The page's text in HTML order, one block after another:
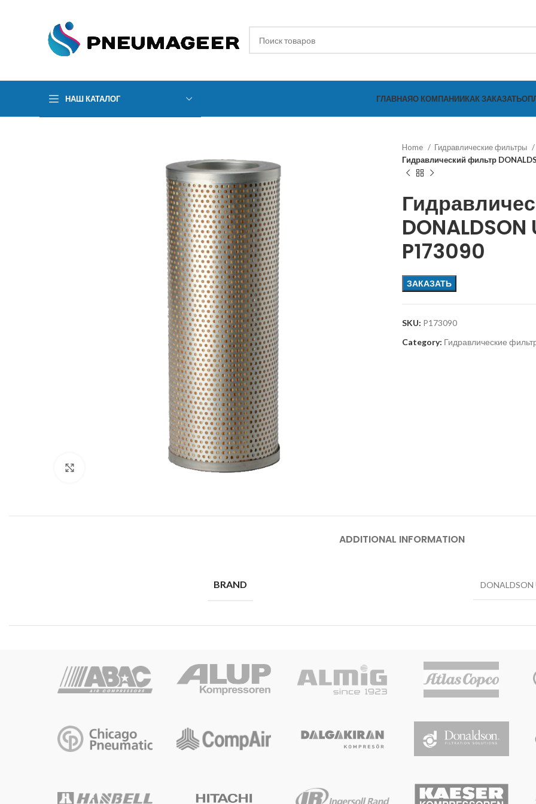
НАШ КАТАЛОГ ГЛАВНАЯО КОМПАНИИКАК ЗАКАЗАТЬ
Home
Гидравлические фильтры
Гидравлический фильтр
DONALDSON
P173090
ЗАКАЗАТЬ
SKU: P173090
Category: Гидравлические
ADDITIONAL INFORMATION
BRAND DONALDSON